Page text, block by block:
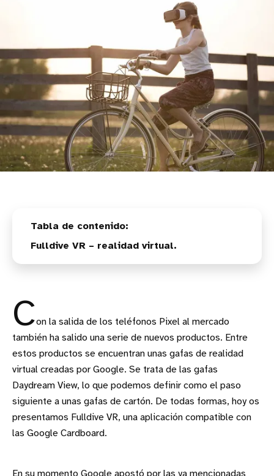
Fulldive VR – realidad virtual.
Con la salida de los teléfonos Pixel al mercado
también ha salido una serie de nuevos productos. Entre
estos productos se encuentran unas gafas de realidad
virtual creadas por Google. Se trata de las gafas
Daydream View, lo que podemos definir como el paso
siguiente a unas gafas de cartón. De todas formas, hoy os
presentamos Fulldive VR, una aplicación compatible con
las Google Cardboard.